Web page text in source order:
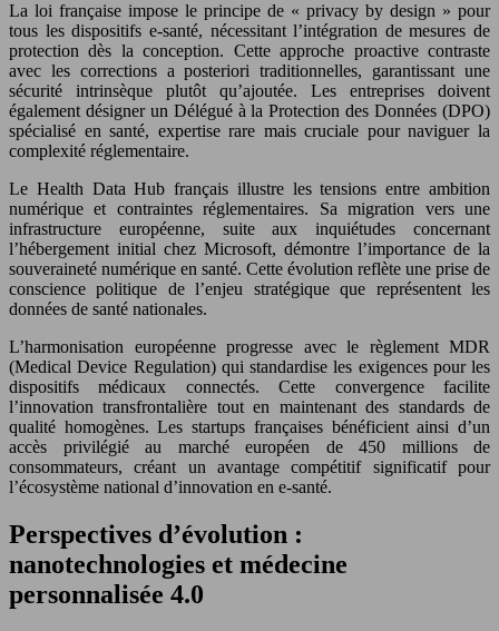
La loi française impose le principe de « privacy by design » pour
tous les dispositifs e-santé, nécessitant l’intégration de mesures de
protection dès la conception. Cette approche proactive contraste
avec les corrections a posteriori traditionnelles, garantissant une
sécurité intrinsèque plutôt qu’ajoutée. Les entreprises doivent
également désigner un Délégué à la Protection des Données (DPO)
spécialisé en santé, expertise rare mais cruciale pour naviguer la
complexité réglementaire.
Le Health Data Hub français illustre les tensions entre ambition
numérique et contraintes réglementaires. Sa migration vers une
infrastructure européenne, suite aux inquiétudes concernant
l’hébergement initial chez Microsoft, démontre l’importance de la
souveraineté numérique en santé. Cette évolution reflète une prise de
conscience politique de l’enjeu stratégique que représentent les
données de santé nationales.
L’harmonisation européenne progresse avec le règlement MDR
(Medical Device Regulation) qui standardise les exigences pour les
dispositifs médicaux connectés. Cette convergence facilite
l’innovation transfrontalière tout en maintenant des standards de
qualité homogènes. Les startups françaises bénéficient ainsi d’un
accès privilégié au marché européen de 450 millions de
consommateurs, créant un avantage compétitif significatif pour
l’écosystème national d’innovation en e-santé.
Perspectives d’évolution :
nanotechnologies et médecine
personnalisée 4.0